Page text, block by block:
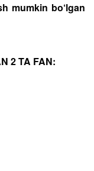
mumkin bo‘lgan
2 TA FAN: